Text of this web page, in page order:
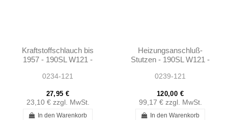
Kraftstoffschlauch bis
1957 - 190SL W121 -
0234-121
27,95 €
23,10 € zzgl. MwSt.
In den Warenkorb
Heizungsanschluß-
Stutzen - 190SL W121 -
0239-121
120,00 €
99,17 € zzgl. MwSt.
In den Warenkorb